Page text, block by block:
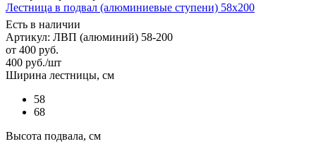
Лестница в подвал (алюминиевые ступени) 58х200
Есть в наличии
Артикул: ЛВП (алюминий) 58-200
от 400 руб.
400 руб./шт
Ширина лестницы, см
58
68
Высота подвала, см